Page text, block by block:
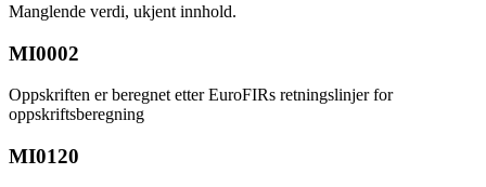
Manglende verdi, ukjent innhold.
MI0002
Oppskriften er beregnet etter EuroFIRs retningslinjer for
oppskriftsberegning
MI0120